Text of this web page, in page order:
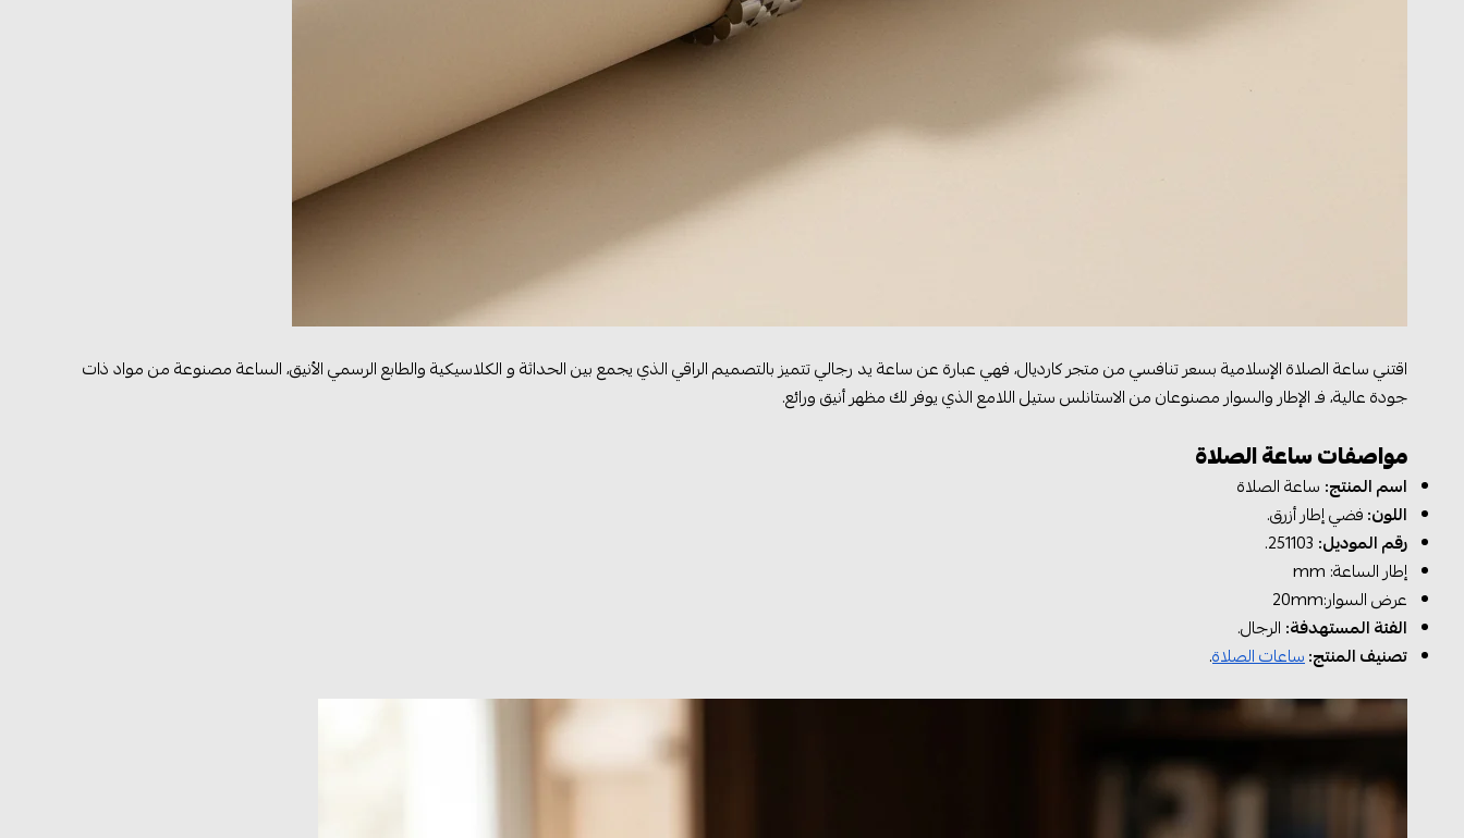
اقتني ساعة الصلاة الإسلامية بسعر تنافسي من متجر كارديال، فهي عبارة عن ساعة يد رجالي تتميز بالتصميم الراقي الذي يجمع بين الحداثة و الكلاسيكية والطابع الرسمي الأنيق، الساعة مصنوعة من مواد ذات
جودة عالية، فـ الإطار والسوار مصنوعان من الاستانلس ستيل اللامع الذي يوفر لك مظهر أنيق ورائع.
مواصفات ساعة الصلاة
اسم المنتج: ساعة الصلاة
اللون:فضي إطار أزرق.
رقم الموديل:
إطار الساعة: mm
عرض السوار:20mm
الفئة المستهدفة: الرجال.
تصنيف المنتج:ساعات الصلاة.